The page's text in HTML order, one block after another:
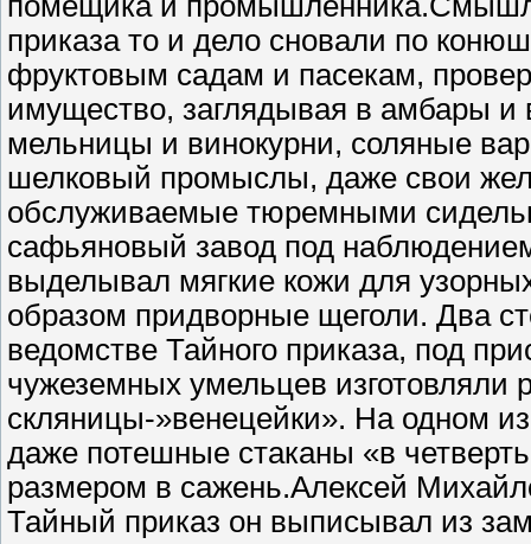
приказа то и дело сновали по
фруктовым садам и пасекам,
имущество, заглядывая в амбары
мельницы и винокурни, соляные
шелковый промыслы, даже свои
обслуживаемые тюремными
сафьяновый завод под
выделывал мягкие кожи для
образом придворные щеголи. Два
ведомстве Тайного приказа, под
чужеземных умельцев изготовляли
скляницы-»венецейки». На одном
даже потешные стаканы «в
размером в сажень.Алексей
Тайный приказ он выписывал из